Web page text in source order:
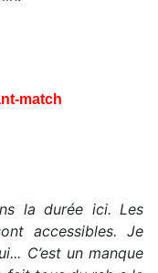
match
la durée ici. Les
accessibles. Je
C’est un manque